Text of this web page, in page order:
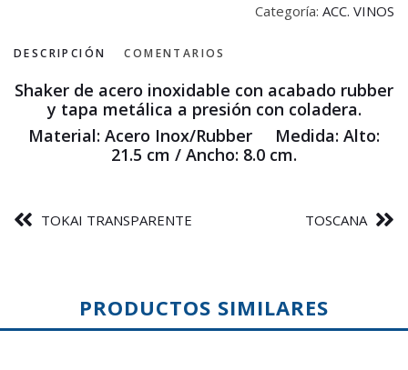
Categoría: ACC. VINOS
DESCRIPCIÓN COMENTARIOS
Shaker de acero inoxidable con acabado rubber
y tapa metálica a presión con coladera.
Material: Acero Inox/Rubber Medida: Alto:
21.5 cm / Ancho: 8.0 cm.
TOKAI TRANSPARENTE TOSCANA
PRODUCTOS SIMILARES